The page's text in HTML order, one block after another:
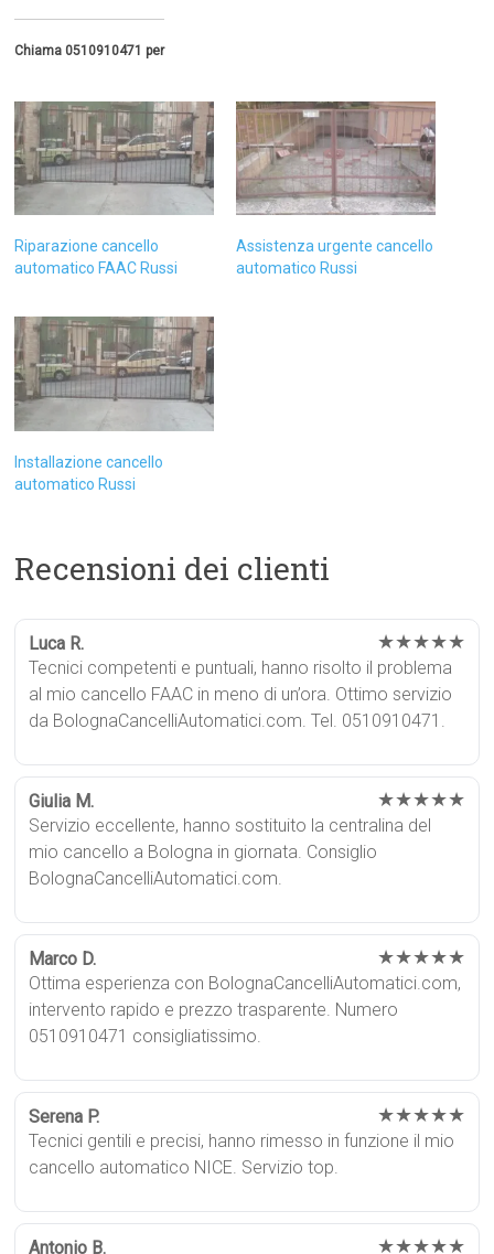
Chiama 0510910471 per
Riparazione cancello
automatico FAAC Russi
Assistenza urgente cancello
automatico Russi
Installazione cancello
automatico Russi
Recensioni dei clienti
Luca R. ★★★★★
Tecnici competenti e puntuali, hanno risolto il problema
al mio cancello FAAC in meno di un’ora. Ottimo servizio
da BolognaCancelliAutomatici.com. Tel. 0510910471.
Giulia M. ★★★★★
Servizio eccellente, hanno sostituito la centralina del
mio cancello a Bologna in giornata. Consiglio
BolognaCancelliAutomatici.com.
Marco D. ★★★★★
Ottima esperienza con BolognaCancelliAutomatici.com,
intervento rapido e prezzo trasparente. Numero
0510910471 consigliatissimo.
Serena P. ★★★★★
Tecnici gentili e precisi, hanno rimesso in funzione il mio
cancello automatico NICE. Servizio top.
Antonio B. ★★★★★